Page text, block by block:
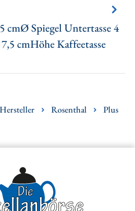
cmØ Spiegel Untertasse 4
cmHöhe Kaffeetasse
Rosenthal
Plus